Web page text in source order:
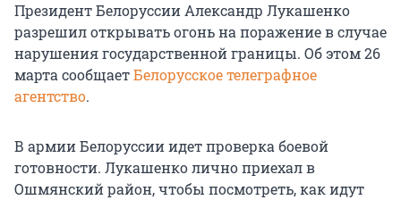
Президент Белоруссии Александр Лукашенко
разрешил открывать огонь на поражение в случае
нарушения государственной границы. Об этом 26
марта сообщаетБелорусское телеграфное
агентство.
В армии Белоруссии идет проверка боевой
готовности. Лукашенко лично приехал в
Ошмянский район, чтобы посмотреть, как идут